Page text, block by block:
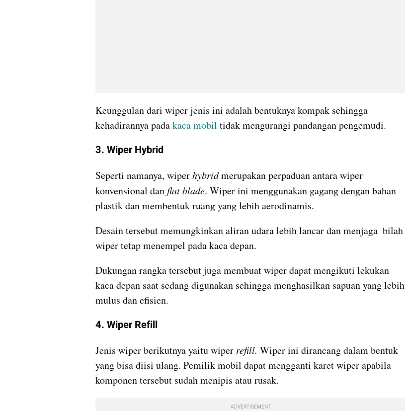
Keunggulan dari wiper jenis ini adalah bentuknya kompak sehingga
kehadirannya pada kaca mobil tidak mengurangi pandangan pengemudi.
3. Wiper Hybrid
Seperti namanya, wiper hybrid merupakan perpaduan antara wiper
konvensional dan flat blade. Wiper ini menggunakan gagang dengan bahan
plastik dan membentuk ruang yang lebih aerodinamis.
Desain tersebut memungkinkan aliran udara lebih lancar dan menjaga  bilah
wiper tetap menempel pada kaca depan.
Dukungan rangka tersebut juga membuat wiper dapat mengikuti lekukan
kaca depan saat sedang digunakan sehingga menghasilkan sapuan yang lebih
mulus dan efisien.
4. Wiper Refill
Jenis wiper berikutnya yaitu wiper refill. Wiper ini dirancang dalam bentuk
yang bisa diisi ulang. Pemilik mobil dapat mengganti karet wiper apabila
komponen tersebut sudah menipis atau rusak.
ADVERTISEMENT